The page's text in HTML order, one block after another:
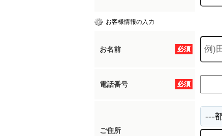
お客様情報の入力
必須
お名前
必須
電話番号
ご住所